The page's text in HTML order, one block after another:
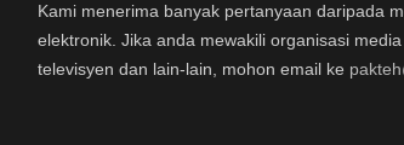
Kami menerima banyak pertanyaan daripada
elektronik. Jika anda mewakili organisasi
televisyen dan lain-lain, mohon email ke